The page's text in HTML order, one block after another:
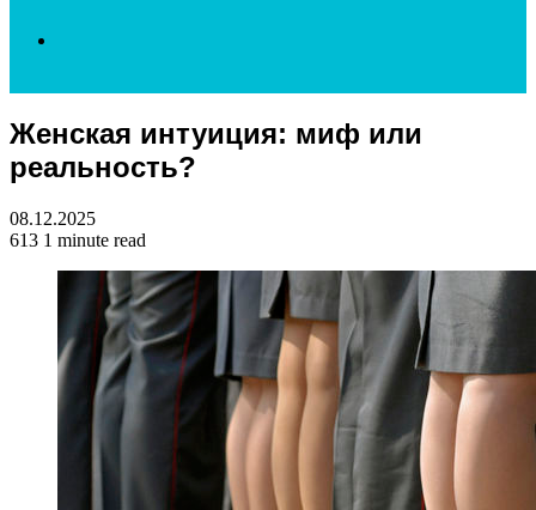
for
Женская интуиция: миф или
реальность?
08.12.2025
613 1 minute read